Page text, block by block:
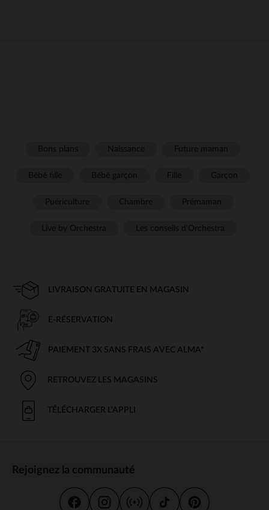
LIVRAISON GRATUITE EN MAGASIN
E-RÉSERVATION
PAIEMENT 3X SANS FRAIS AVEC ALMA*
RETROUVEZ LES MAGASINS
TÉLÉCHARGER L'APPLI
Rejoignez la communauté